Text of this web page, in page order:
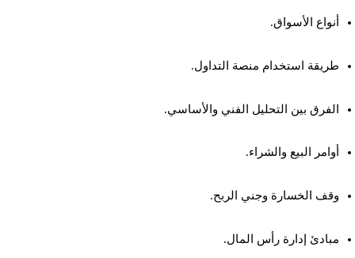
أنواع الأسواق.
طريقة استخدام منصة التداول.
الفرق بين التحليل الفني والأساسي.
أوامر البيع والشراء.
وقف الخسارة وجني الربح.
مبادئ إدارة رأس المال.